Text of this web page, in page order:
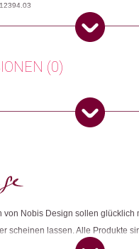
,Papeterie & Büro,
(0)
keine Rezensionen.
von Nobis Design sollen glücklich
scheinen lassen. Alle Produkte